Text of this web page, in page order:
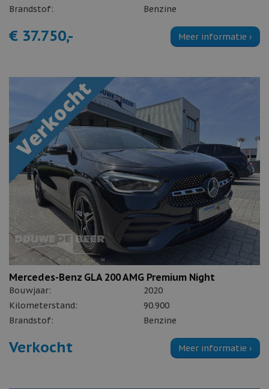
Brandstof:
Benzine
€ 37.750,- Meer informatie ›
Mercedes-Benz GLA 200 AMG Premium Night
Bouwjaar:
2020
Kilometerstand:
90.900
Brandstof:
Benzine
Verkocht Meer informatie ›